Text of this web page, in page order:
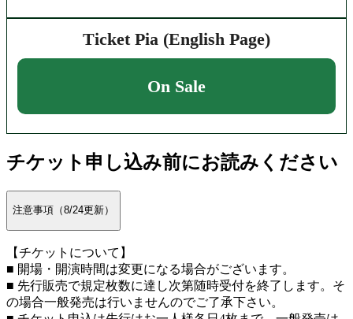
Ticket Pia (English Page)
On Sale
チケット申し込み前にお読みください
注意事項（8/24更新）
【チケットについて】
■ 開場・開演時間は変更になる場合がございます。
■ 先行販売で規定枚数に達し次第随時受付を終了します。そ
の場合一般発売は行いませんのでご了承下さい。